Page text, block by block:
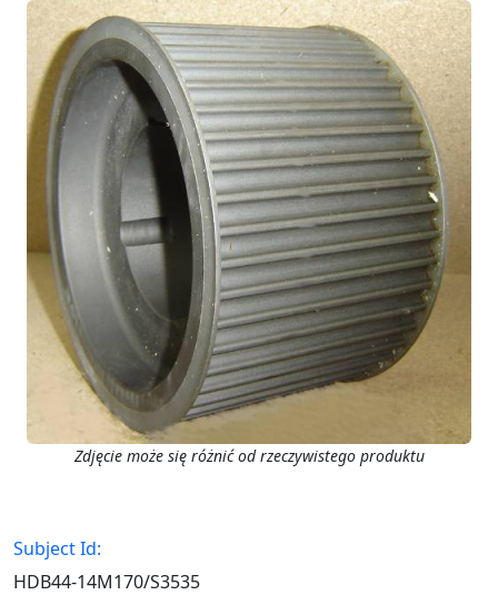
Zdjęcie może się różnić od rzeczywistego produktu
Subject Id:
HDB44-14M170/S3535